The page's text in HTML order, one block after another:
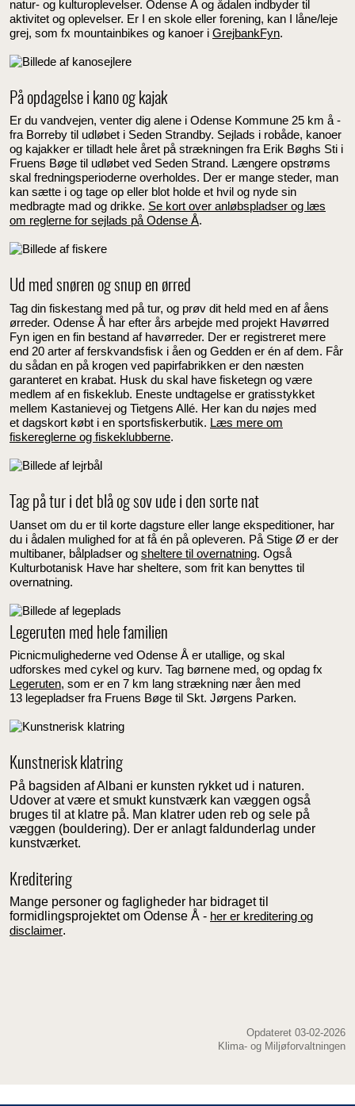
natur- og kulturoplevelser. Odense Å og ådalen indbyder til
aktivitet og oplevelser. Er I en skole eller forening, kan I låne/leje
grej, som fx mountainbikes og kanoer i GrejbankFyn.
På opdagelse i kano og kajak
Er du vandvejen, venter dig alene i Odense Kommune 25 km å -
fra Borreby til udløbet i Seden Strandby. Sejlads i robåde, kanoer
og kajakker er tilladt hele året på strækningen fra Erik Bøghs Sti i
Fruens Bøge til udløbet ved Seden Strand. Længere opstrøms
skal fredningsperioderne overholdes. Der er mange steder, man
kan sætte i og tage op eller blot holde et hvil og nyde sin
medbragte mad og drikke. Se kort over anløbspladser og læs
om reglerne for sejlads på Odense Å.
Ud med snøren og snup en ørred
Tag din fiskestang med på tur, og prøv dit held med en af åens
ørreder. Odense Å har efter års arbejde med projekt Havørred
Fyn igen en fin bestand af havørreder. Der er registreret mere
end 20 arter af ferskvandsfisk i åen og Gedden er én af dem. Får
du sådan en på krogen ved papirfabrikken er den næsten
garanteret en krabat. Husk du skal have fisketegn og være
medlem af en fiskeklub. Eneste undtagelse er gratisstykket
mellem Kastanievej og Tietgens Allé. Her kan du nøjes med
et dagskort købt i en sportsfiskerbutik. Læs mere om
fiskereglerne og fiskeklubberne.
Tag på tur i det blå og sov ude i den sorte nat
Uanset om du er til korte dagsture eller lange ekspeditioner, har
du i ådalen mulighed for at få én på opleveren. På Stige Ø er der
multibaner, bålpladser og sheltere til overnatning. Også
Kulturbotanisk Have har sheltere, som frit kan benyttes til
overnatning.
Legeruten med hele familien
Picnicmulighederne ved Odense Å er utallige, og skal
udforskes med cykel og kurv. Tag børnene med, og opdag fx
Legeruten, som er en 7 km lang strækning nær åen med
13 legepladser fra Fruens Bøge til Skt. Jørgens Parken.
Kunstnerisk klatring
På bagsiden af Albani er kunsten rykket ud i naturen.
Udover at være et smukt kunstværk kan væggen også
bruges til at klatre på. Man klatrer uden reb og sele på
væggen (bouldering). Der er anlagt faldunderlag under
kunstværket.
Kreditering
Mange personer og fagligheder har bidraget til
formidlingsprojektet om Odense Å - her er kreditering og
disclaimer.
Opdateret 03-02-2026
Klima- og Miljøforvaltningen